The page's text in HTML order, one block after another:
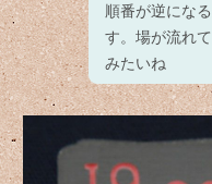
順番が逆にな
す。場が流れ
みたいね